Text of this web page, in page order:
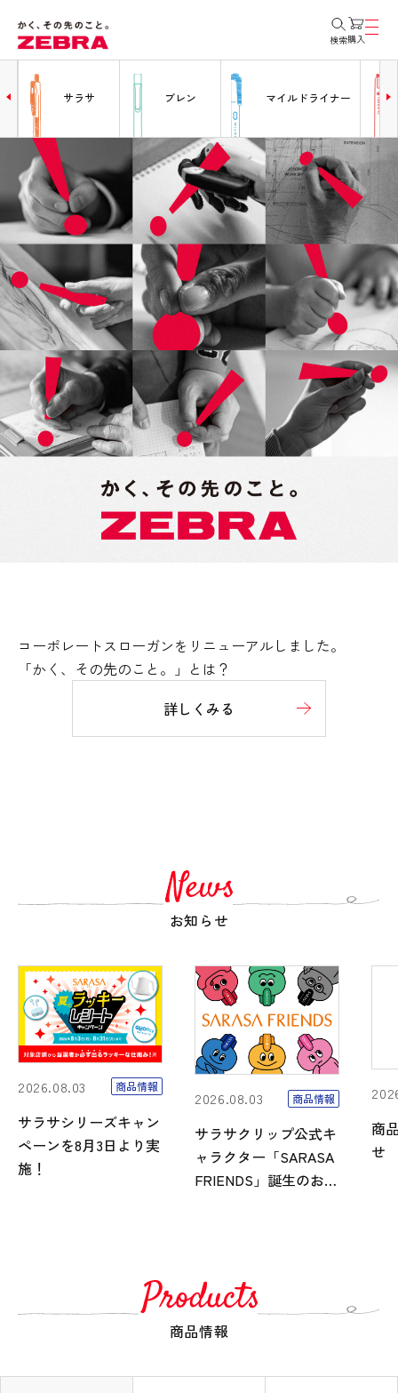
検索購入
サラサ ブレン マイルドライナー
コーポレートスローガンをリニューアルしました。
「かく、その先のこと。」とは？
詳しくみる
お知らせ
2026.08.03 商品情報
サラサシリーズキャン
ペーンを8月3日より実
施！
2026.08.03 商品情報
サラサクリップ公式キ
ャラクター「SARASA
FRIENDS」誕生のお知
商
せ
商品情報